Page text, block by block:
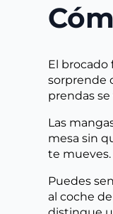
El brocado
sorprende
prendas
Las
mesa sin
te mueves.
Puedes
al coche